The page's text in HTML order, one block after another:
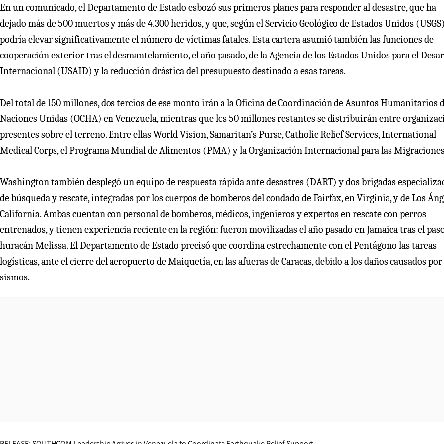
En un comunicado, el Departamento de Estado esbozó sus primeros planes para responder al desastre, que ha
dejado más de 500 muertos y más de 4.300 heridos, y que, según el Servicio Geológico de Estados Unidos
podría elevar significativamente el número de víctimas fatales. Esta cartera asumió también las funciones de
cooperación exterior tras el desmantelamiento, el año pasado, de la Agencia de los Estados Unidos para el
Internacional (USAID) y la reducción drástica del presupuesto destinado a esas tareas.
Del total de 150 millones, dos tercios de ese monto irán a la Oficina de Coordinación de Asuntos Humanitarios
Naciones Unidas (OCHA) en Venezuela, mientras que los 50 millones restantes se distribuirán entre
presentes sobre el terreno. Entre ellas World Vision, Samaritan’s Purse, Catholic Relief Services, International
Medical Corps, el Programa Mundial de Alimentos (PMA) y la Organización Internacional para las
Washington también desplegó un equipo de respuesta rápida ante desastres (DART) y dos brigadas
de búsqueda y rescate, integradas por los cuerpos de bomberos del condado de Fairfax, en Virginia, y de Los
California. Ambas cuentan con personal de bomberos, médicos, ingenieros y expertos en rescate con perros
entrenados, y tienen experiencia reciente en la región: fueron movilizadas el año pasado en Jamaica tras el
huracán Melissa. El Departamento de Estado precisó que coordina estrechamente con el Pentágono las tareas
logísticas, ante el cierre del aeropuerto de Maiquetía, en las afueras de Caracas, debido a los daños causados por
sismos.